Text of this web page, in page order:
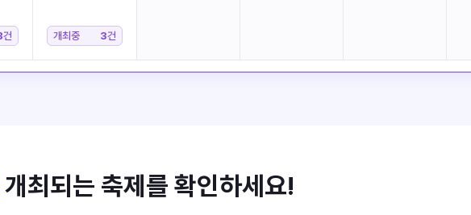
건 개최중 3건
개최되는 축제를 확인하세요!